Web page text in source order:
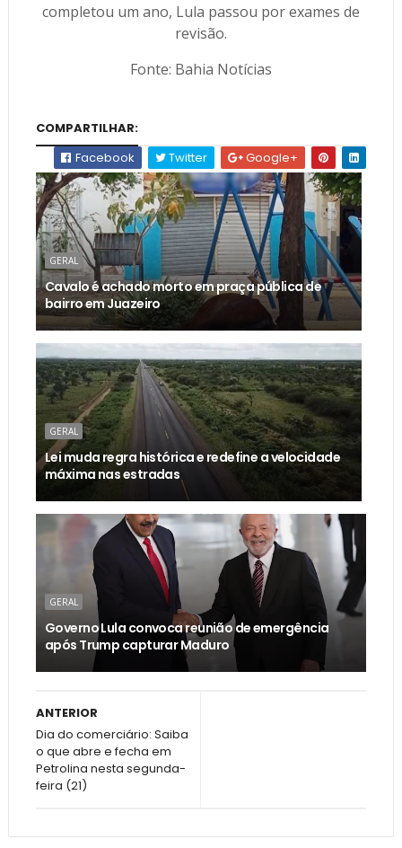
completou um ano, Lula passou por exames de
revisão.
Fonte: Bahia Notícias
COMPARTILHAR:
Facebook
Twitter Google+
GERAL
Cavalo é achado morto em praça pública de
bairro em Juazeiro
GERAL
Lei muda regra histórica e redefine a velocidade
máxima nas estradas
GERAL
Governo Lula convoca reunião de emergência
após Trump capturar Maduro
ANTERIOR
Dia do comerciário: Saiba
o que abre e fecha em
Petrolina nesta segunda-
feira (21)